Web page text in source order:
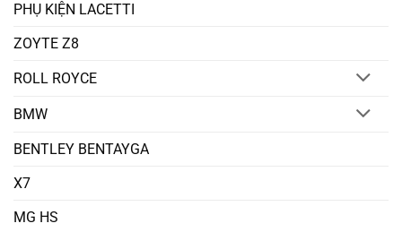
PHỤ KIỆN LACETTI
ZOYTE Z8
ROLL ROYCE
BMW
BENTLEY BENTAYGA
X7
MG HS